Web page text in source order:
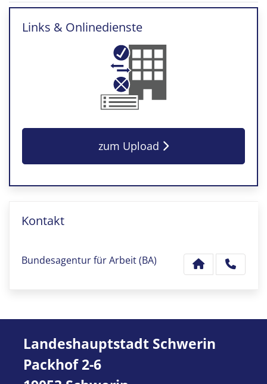
Links & Onlinedienste
zum Upload
Kontakt
Bundesagentur für Arbeit (BA)
Landeshauptstadt Schwerin
Packhof 2-6